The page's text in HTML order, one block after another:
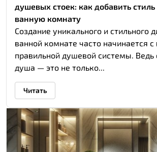
душевых стоек: как добавить
ванную комнату
Создание уникального и стильного
ванной комнате часто начинается
правильной душевой системы. Ведь
душа — это не только...
Читать